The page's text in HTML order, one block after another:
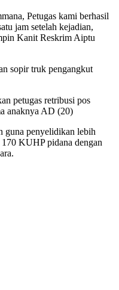
Petugas kami berhasil
jam setelah kejadian,
Kanit Reskrim Aiptu
sopir truk pengangkut
petugas retribusi pos
anaknya AD (20)
guna penyelidikan lebih
KUHP pidana dengan